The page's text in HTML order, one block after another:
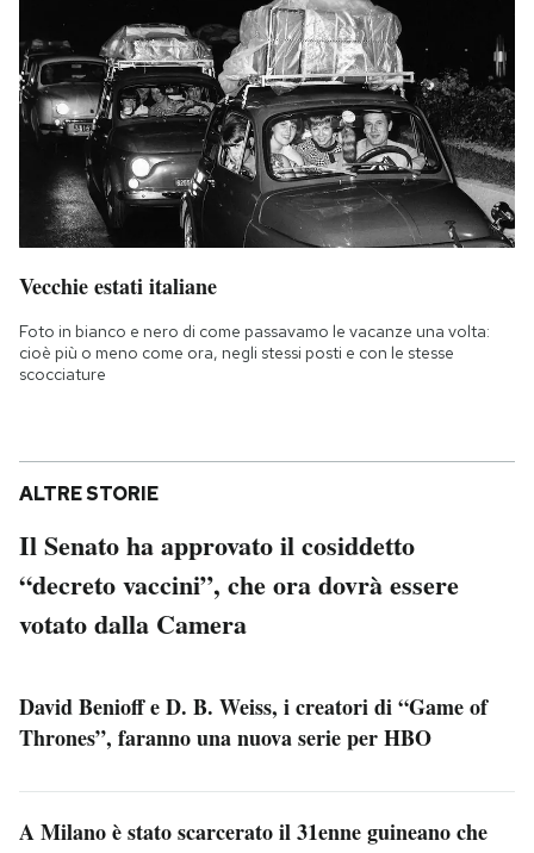
Vecchie estati italiane
Foto in bianco e nero di come passavamo le vacanze una volta:
cioè più o meno come ora, negli stessi posti e con le stesse
scocciature
ALTRE STORIE
Il Senato ha approvato il cosiddetto
“decreto vaccini”, che ora dovrà essere
votato dalla Camera
David Benioff e D. B. Weiss, i creatori di “Game of
Thrones”, faranno una nuova serie per HBO
A Milano è stato scarcerato il 31enne guineano che